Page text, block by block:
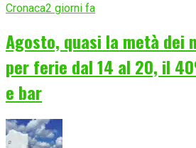
Cronaca2 giorni fa
Agosto, quasi la metà dei
per ferie dal 14 al 20, il
e bar